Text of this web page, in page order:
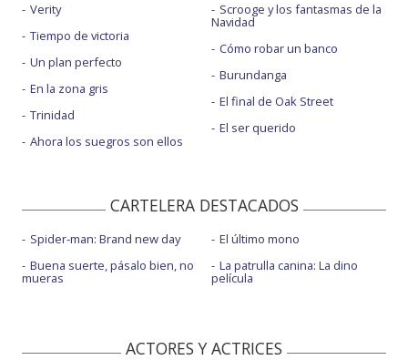
Verity
Tiempo de victoria
Un plan perfecto
En la zona gris
Trinidad
Ahora los suegros son ellos
Scrooge y los fantasmas de la
Navidad
Cómo robar un banco
Burundanga
El final de Oak Street
El ser querido
CARTELERA DESTACADOS
Spider-man: Brand new day
Buena suerte, pásalo bien, no
mueras
El último mono
La patrulla canina: La dino
película
ACTORES Y ACTRICES